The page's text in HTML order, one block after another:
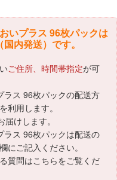
いプラス 96枚パックは
内発送）です。
ご住所、時間帯指定が可
ラス 96枚パックの配送方
利用します。
けします。
ラス 96枚パックは配送の
にご記入ください。
質問はこちらをご覧くだ